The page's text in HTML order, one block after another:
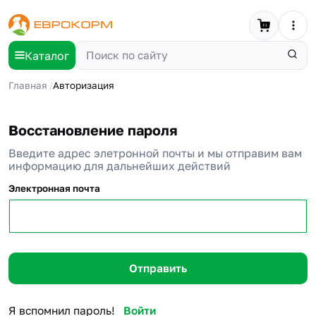
Каталог
Главная Авторизация
Восстановление пароля
Введите адрес элетронной почты и мы отправим вам
информацию для дальнейших действий
Электронная почта
Я вспомнил пароль! Войти